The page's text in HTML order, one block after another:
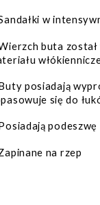
w
buta
posiadają
się do
na rzep